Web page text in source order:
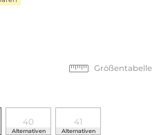
Größentabelle
40
Alternativen
41
Alternativen